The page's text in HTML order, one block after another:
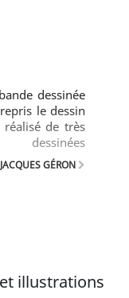
dessinée
le dessin
de très
différents
Hopper,
écrite par
GÉRON
illustrations